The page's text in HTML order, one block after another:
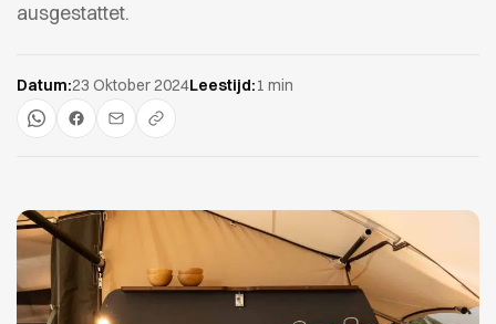
ausgestattet.
Datum:23 Oktober 2024Leestijd:1 min